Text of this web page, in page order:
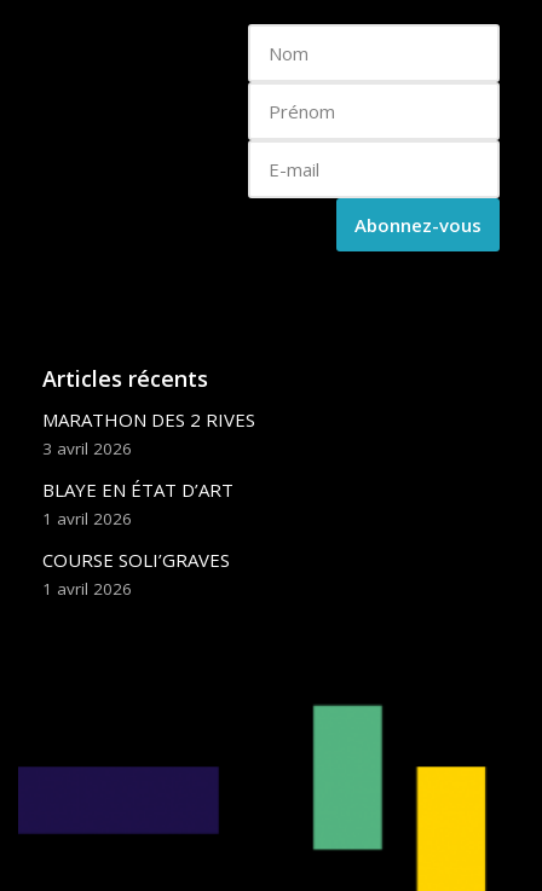
Articles récents
MARATHON DES 2 RIVES
3 avril 2026
BLAYE EN ÉTAT D’ART
1 avril 2026
COURSE SOLI’GRAVES
1 avril 2026